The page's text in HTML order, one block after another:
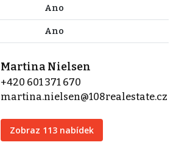
Ano
Ano
Martina Nielsen
+420 601 371 670
martina.nielsen@108realestate.cz
Zobraz 113 nabídek